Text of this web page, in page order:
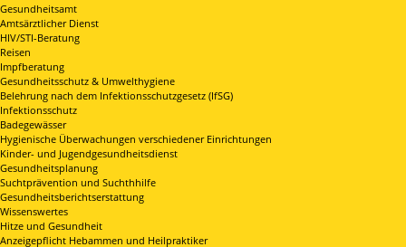
Gesundheitsamt
Amtsärztlicher Dienst
HIV/STI-Beratung
Reisen
Impfberatung
Gesundheitsschutz & Umwelthygiene
Belehrung nach dem Infektionsschutzgesetz (IfSG)
Infektionsschutz
Badegewässer
Hygienische Überwachungen verschiedener Einrichtungen
Kinder- und Jugendgesundheitsdienst
Gesundheitsplanung
Suchtprävention und Suchthhilfe
Gesundheitsberichtserstattung
Wissenswertes
Hitze und Gesundheit
Anzeigepflicht Hebammen und Heilpraktiker